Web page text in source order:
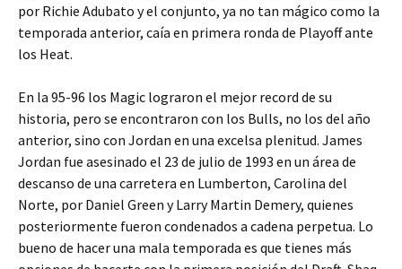
por Richie Adubato y el conjunto, ya no tan mágico como la
temporada anterior, caía en primera ronda de Playoff ante
los Heat.
En la 95-96 los Magic lograron el mejor record de su
historia, pero se encontraron con los Bulls, no los del año
anterior, sino con Jordan en una excelsa plenitud. James
Jordan fue asesinado el 23 de julio de 1993 en un área de
descanso de una carretera en Lumberton, Carolina del
Norte, por Daniel Green y Larry Martin Demery, quienes
posteriormente fueron condenados a cadena perpetua. Lo
bueno de hacer una mala temporada es que tienes más